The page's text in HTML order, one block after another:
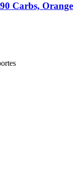
Carbs, Orange